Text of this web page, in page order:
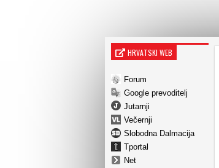
HRVATSKI WEB
Forum
Google prevoditelj
Jutarnji
Večernji
Slobodna Dalmacija
Tportal
Net